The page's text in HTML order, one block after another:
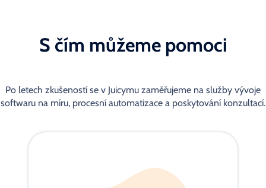
S čím můžeme pomoci
Po letech zkušeností se v Juicymu zaměřujeme na služby vývoje
softwaru na míru, procesní automatizace a poskytování konzultací.